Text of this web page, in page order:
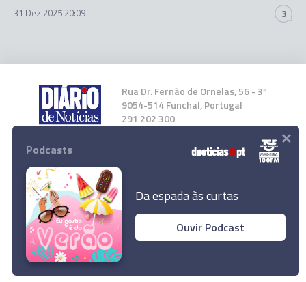
31 Dez 2025 20:09 3
Rua Dr. Fernão de Ornelas, 56 - 3º
9054-514 Funchal, Portugal
291 202 300
Instale a nossa App
© 2026 Empresa Diário de Notícias, Lda.
Todos os direitos reservados.
Podcasts
Da espada às curtas
Ouvir Podcast
×